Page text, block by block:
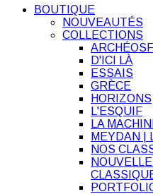
BOUTIQUE
NOUVEAUTÉS
COLLECTIONS
ARCHÉOSF
D'ICI LÀ
ESSAIS
GRÈCE
HORIZONS
L'ESQUIF
LA
MEYDAN |
NOS